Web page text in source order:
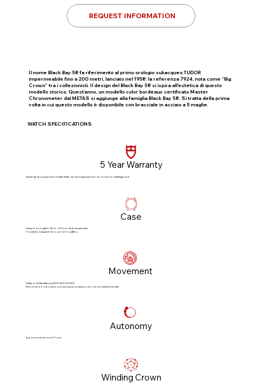
REQUEST INFORMATION
Il nome Black Bay 58 fa riferimento al primo orologio subacqueo TUDOR
impermeabile fino a 200 metri, lanciato nel 1958: la referenza 7924, nota come “Big
Crown” tra i collezionisti. Il design del Black Bay 58 si ispira all’estetica di questo
modello storico. Quest’anno, un modello color bordeaux certificato Master
Chronometer dal METAS si aggiunge alla famiglia Black Bay 58. Si tratta della prima
volta in cui questo modello è disponibile con bracciale in acciaio a 5 maglie.
WATCH SPECIFICATIONS
5 Year Warranty
Garanzia di cinque anni, trasferibile, senza registrazione né revisioni obbligatorie​
Case
Cassa in oro giallo 18 ct., 39 mm, finitura satinata
Fondello trasparente con vetro zaffiro
Movement
Calibro di Manifattura MT5400 (COSC)
Movimento meccanico a carica automatica con rotore bidirezionale
Autonomy
Autonomia di circa 70 ore
Winding Crown